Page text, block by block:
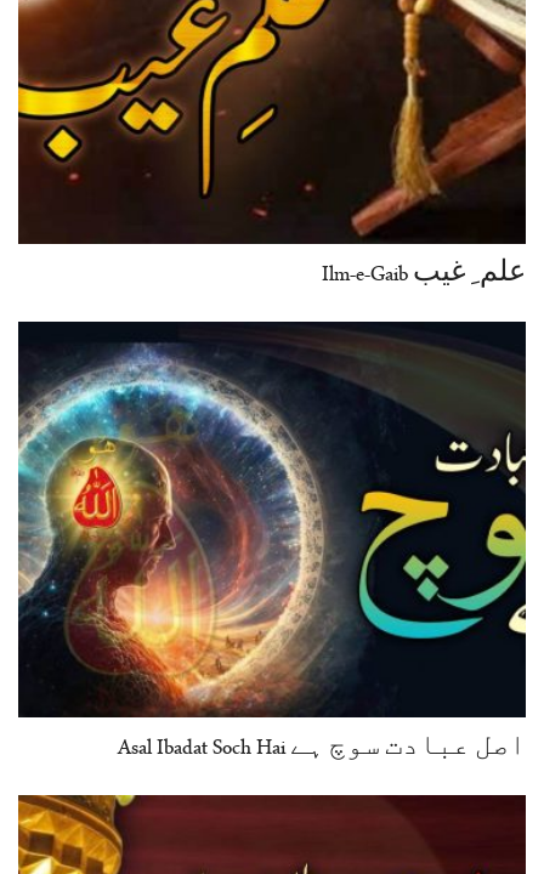
علم ِ غیب Ilm-e-Gaib
اصل عبادت سوچ ہے Asal Ibadat Soch Hai